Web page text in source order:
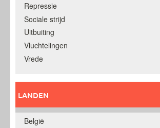
Repressie
Sociale strijd
Uitbuiting
Vluchtelingen
Vrede
LANDEN
België